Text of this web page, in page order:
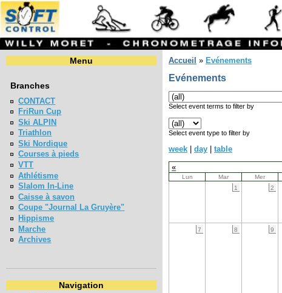
Menu
Branches
CONTACT
FriRun Cup
Ski ALPIN
Triathlon
Ski Nordique
Courses à pieds
VTT
Athlétisme
Slalom In-Line
Caisse à savon
Coupe "Journal La Gruyère"
Hippisme
Marche
Archives
Navigation
Accueil » Evénements
Evénements
Select event terms to filter by
Select event type to filter by
week day
table
«
Lun Mar Mer
1
2
7 8 9